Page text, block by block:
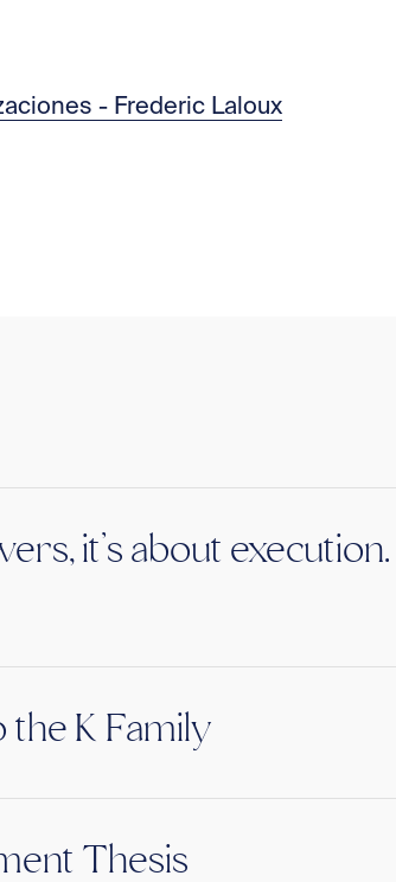
- Frederic Laloux
it’s about
the K Family
Thesis